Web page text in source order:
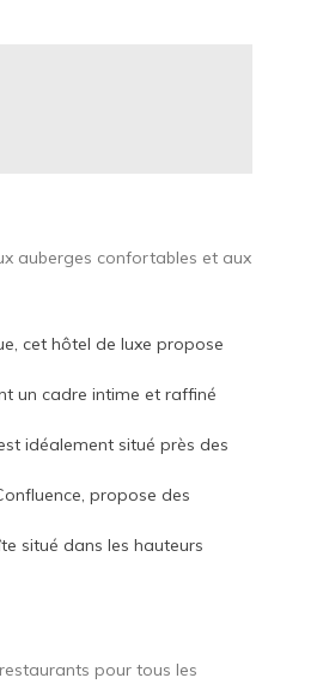
auberges confortables et aux
cet hôtel de luxe propose
un cadre intime et raffiné
idéalement situé près des
propose des
situé dans les hauteurs
pour tous les